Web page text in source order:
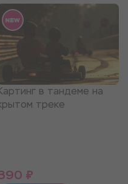
в тандеме на
треке
₽